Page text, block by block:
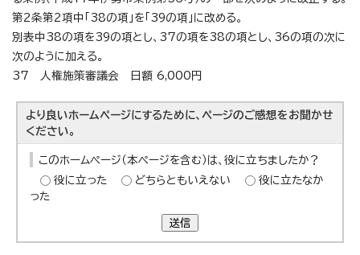
第2条第2項中「38の項」を「39の項」に改める。
別表中38の項を39の項とし、37の項を38の項とし、36の項の次に
次のように加える。
37 人権施策審議会 日額 6,000円
より良いホームページにするために、ページのご感想をお聞かせ
ください。
このホームページ（本ページを含む）は、役に立ちましたか？
役に立った
どちらともいえない
役に立たなか
った
送信